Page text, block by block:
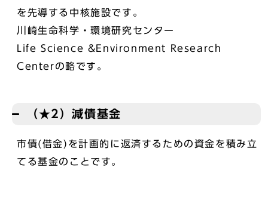
を先導する中核施設です。
川崎生命科学・環境研究センター
Life Science &Environment Research
Centerの略です。
（★2）減債基金
市債(借金)を計画的に返済するための資金を積み立
てる基金のことです。